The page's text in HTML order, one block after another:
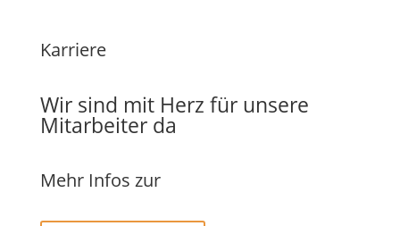
Karriere
Wir sind mit Herz für unsere
Mitarbeiter da
Mehr Infos zur